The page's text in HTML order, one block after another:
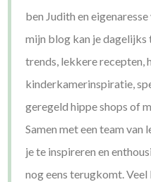
ben Judith en
mijn blog kan je
trends, lekkere recepten,
kinderkamerinspiratie,
geregeld hippe shops of
Samen met een team van
je te inspireren en
nog eens terugkomt. Veel